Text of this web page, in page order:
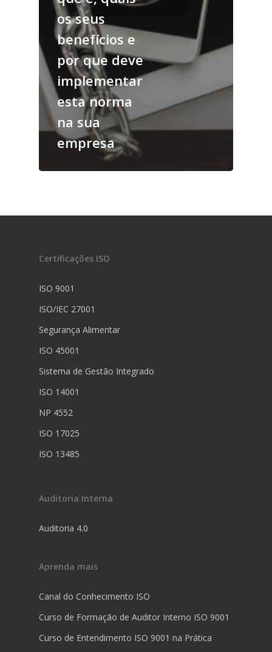
os seus
benefícios e
por que deve
implementar
esta norma
na sua
empresa
Certificações ISO
ISO 9001
ISO/IEC 27001
Segurança Alimentar
ISO 45001
Sistema de Gestão Integrado
ISO 14001
NP 4552
ISO 17025
ISO 13485
Auditoria Interna
Auditoria 4.0
Aprenda mais
Canal do Conhecimento ISO
Curso de Formação de Auditor Interno ISO 9001
Curso de Entendimento ISO 9001 na Prática